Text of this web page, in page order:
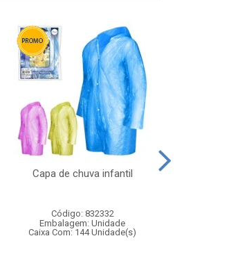
Capa de chuva infantil
Código: 832332
Embalagem: Unidade
Caixa Com: 144 Unidade(s)